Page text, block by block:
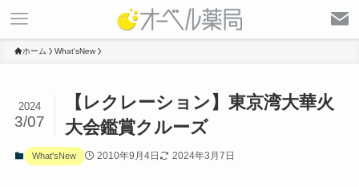
ホーム What'sNew
【レクレーション】東京湾大華火
大会鑑賞クルーズ
2024
3/07
What'sNew 2010年9月4日 2024年3月7日